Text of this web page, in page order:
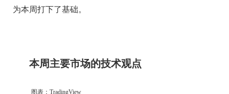
为本周打下了基础。
本周主要市场的技术观点
图表：TradingView